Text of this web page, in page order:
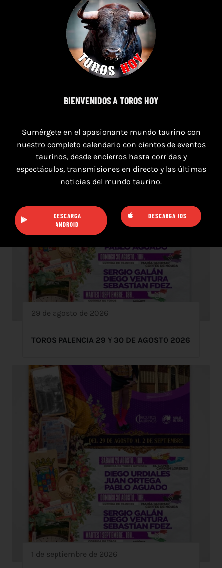
16 de agosto de 2026
29 de agosto de 2026
TOROS PALENCIA 29 Y 30 DE AGOSTO 2026
1 de septiembre de 2026
BIENVENIDOS A TOROS HOY
Sumérgete en el apasionante mundo taurino con
nuestro completo calendario con cientos de eventos
taurinos, desde encierros hasta corridas y
espectáculos, transmisiones en directo y las últimas
noticias del mundo taurino.
DESCARGA
ANDROID
DESCARGA IOS